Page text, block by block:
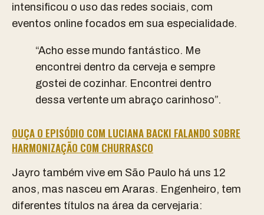
intensificou o uso das redes sociais, com
eventos online focados em sua especialidade.
“Acho esse mundo fantástico. Me
encontrei dentro da cerveja e sempre
gostei de cozinhar. Encontrei dentro
dessa vertente um abraço carinhoso”.
OUÇA O EPISÓDIO COM LUCIANA BACKI FALANDO SOBRE
HARMONIZAÇÃO COM CHURRASCO
Jayro também vive em São Paulo há uns 12
anos, mas nasceu em Araras. Engenheiro, tem
diferentes títulos na área da cervejaria: